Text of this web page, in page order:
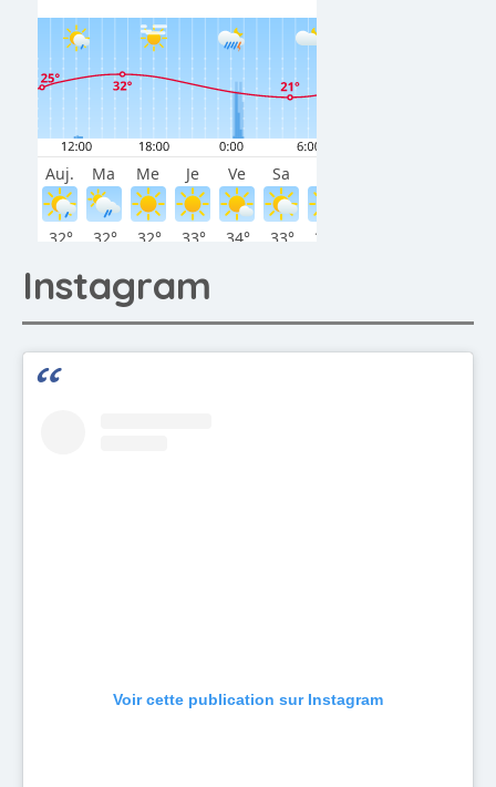
Instagram
Voir cette publication sur Instagram